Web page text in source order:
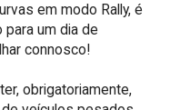
em modo Rally, é
um dia de
connosco!
obrigatoriamente,